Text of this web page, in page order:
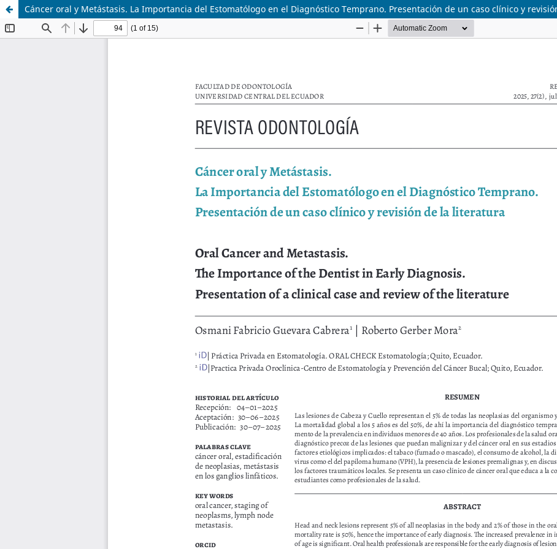
Cáncer oral y Metástasis. La Importancia del Estomatólogo en el Diagnóstico Temprano. Presentación de un caso clínico y